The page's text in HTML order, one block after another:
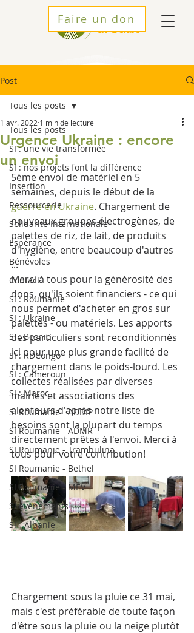
Faire un don
Post
Tous les posts
SI : une vie transformée
SI : nos projets font la différence
Insertion
Ressourcerie
Solidarité Internationale
Espérance
Bénévoles
Contact
SI : Roumanie
SI : Ukraine
SI : Bosnie
SI : RDCongo
SI : Cameroun
SI : Maroc
SI Roumanie - ADDIP
SI Roumanie - ADMR
SI Roumanie - Trambulina
SI Roumanie - Bethel
SI Roumanie - MEV
SI évènements
SI - Albanie
Tous les posts
Urgence Ukraine : encore
un envoi
1 avr. 2022 1 min de lecture
5ème envoi de matériel en 5
semaines, depuis le début de la
guerre en Ukraine. Chargement de
nouveaux groupes électrogènes, de
palettes de riz, de lait, de produits
d'hygiène, entre beaucoup d'autres
...
Merci à tous pour la générosité des
dons, qu'ils soient financiers - ce qui
nous permet d'acheter en gros sur
palettes - ou matériels. Les apports
des particuliers sont reconditionnés
ici pour une plus grande facilité de
chargement dans le poids-lourd. Les
collectes réalisées par diverses
mairies et associations des
alentours d'après notre liste de
besoins sont la plupart du temps
directement prêtes à l'envoi. Merci à
tous pour votre contribution!
Chargement sous la pluie ce 31 mai,
mais c'est préférable de toute façon
d'être sous la pluie ou la neige plutôt